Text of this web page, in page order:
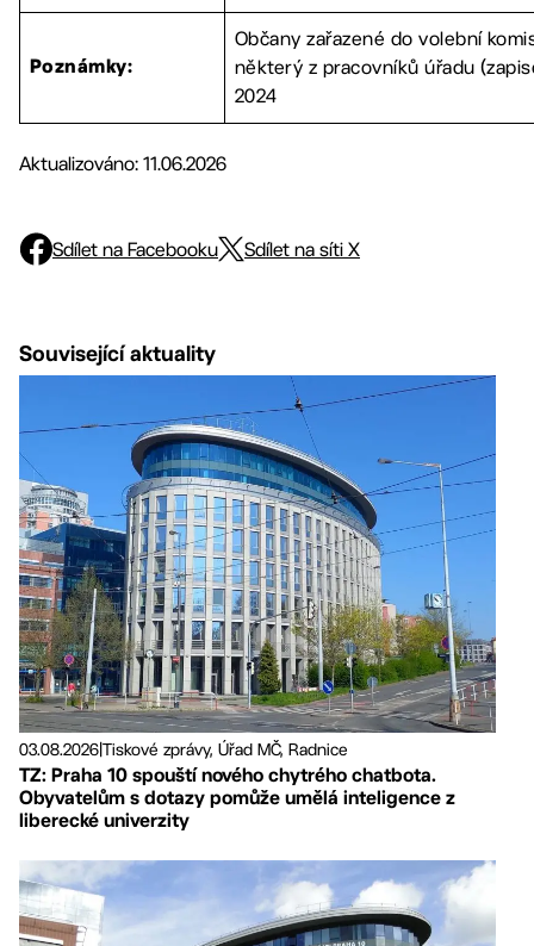
Poznámky:
Občany zařazené do volební
některý z pracovníků úřadu
2024
Aktualizováno: 11.06.2026
Sdílet na Facebooku Sdílet na síti X
Související aktuality
03.08.2026Tiskové zprávy, Úřad MČ, Radnice
TZ: Praha 10 spouští nového chytrého chatbota.
Obyvatelům s dotazy pomůže umělá inteligence z
liberecké univerzity